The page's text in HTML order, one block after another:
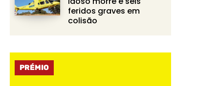
feridos graves em
colisão
PRÉMIO